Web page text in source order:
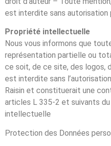
est interdite sans autorisation
Propriété intellectuelle
Nous vous informons que
représentation partielle ou
ce soit, de ce site, des logos,
est interdite sans
Raisin et constituerait une
articles L 335-2 et suivants
intellectuelle
Protection des Données